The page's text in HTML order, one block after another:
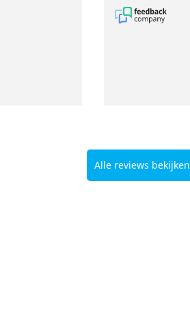
Alle reviews bekijken